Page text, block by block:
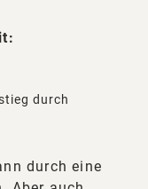
durch
durch eine